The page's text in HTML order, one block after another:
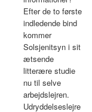
Efter de to første
indledende bind
kommer
Solsjenitsyn i sit
ætsende
litterære studie
nu til selve
arbejdslejren.
Udryddelseslejre